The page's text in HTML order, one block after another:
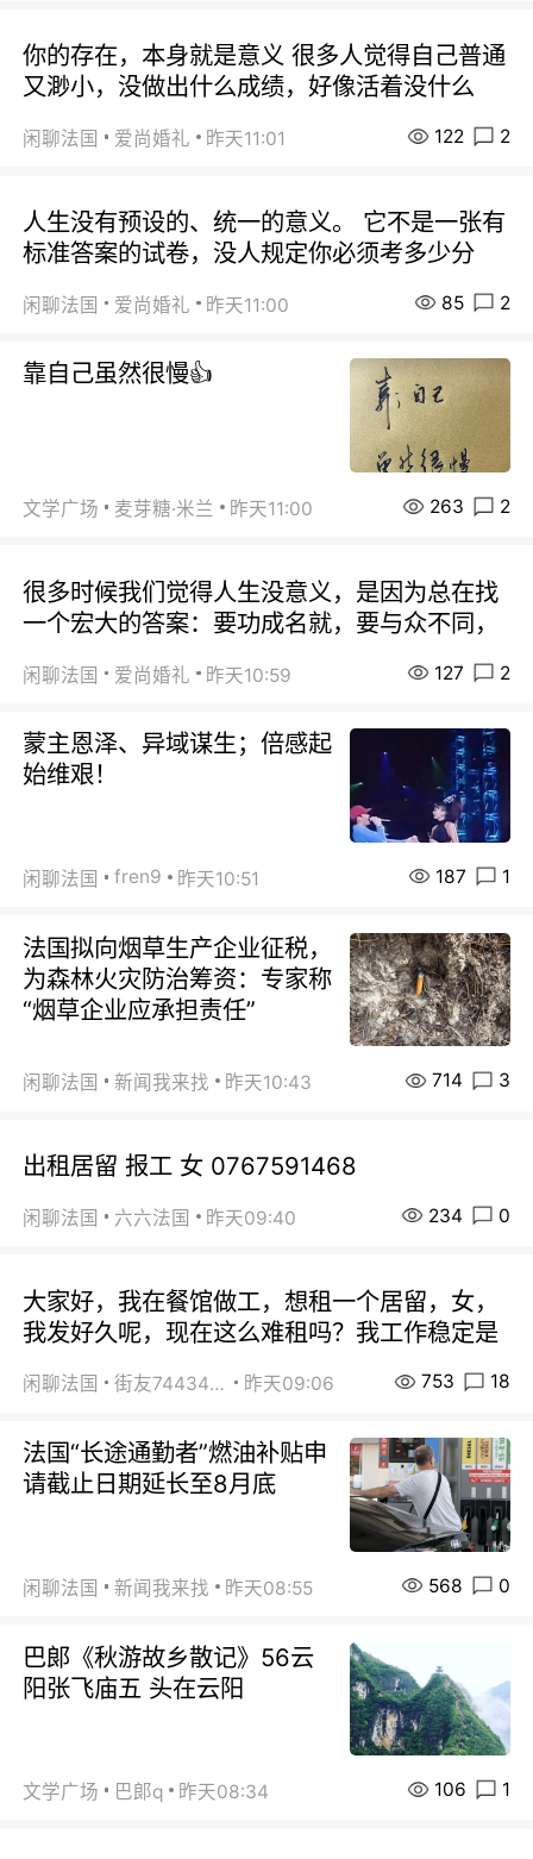
你的存在，本身就是意义 很多人觉得自己普通
又渺小，没做出什么成绩，好像活着没什么
闲聊法国 爱尚婚礼 昨天11:01 122 2
人生没有预设的、统一的意义。 它不是一张有
标准答案的试卷，没人规定你必须考多少分
闲聊法国 爱尚婚礼 昨天11:00 85 2
靠自己虽然很慢👍
文学广场 麦芽糖·米兰 昨天11:00 263 2
很多时候我们觉得人生没意义，是因为总在找
一个宏大的答案：要功成名就，要与众不同，
闲聊法国 爱尚婚礼 昨天10:59 127 2
蒙主恩泽、异域谋生；倍感起
始维艰！
闲聊法国 fren9 昨天10:51 187 1
法国拟向烟草生产企业征税，
为森林火灾防治筹资：专家称
“烟草企业应承担责任”
闲聊法国 新闻我来找 昨天10:43 714 3
出租居留 报工 女 0767591468
闲聊法国 六六法国 昨天09:40 234 0
大家好，我在餐馆做工，想租一个居留，女，
我发好久呢，现在这么难租吗？我工作稳定是
闲聊法国 街友74434350 昨天09:06 753 18
法国“长途通勤者”燃油补贴申
请截止日期延长至8月底
闲聊法国 新闻我来找 昨天08:55 568 0
巴郞《秋游故乡散记》56云
阳张飞庙五 头在云阳
文学广场 巴郞q 昨天08:34 106 1